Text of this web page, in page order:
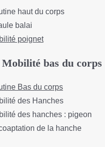
haut du corps
balai
poignet
Mobilité bas du corps
Bas du corps
des Hanches
des hanches : pigeon
de la hanche